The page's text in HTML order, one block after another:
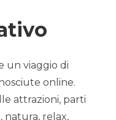
un viaggio di
online.
attrazioni, parti
natura, relax,